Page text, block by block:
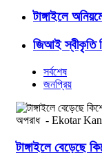
টাঙ্গাইলে
জিআই স্বীকৃতি
সর্বশেষ
জনপ্রিয়
টাঙ্গাইলে বেড়েছে